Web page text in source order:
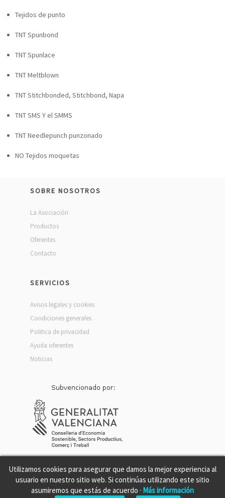
Tejidos de punto
TNT Spunbond
TNT Spunlace
TNT Meltblown
TNT Stitchbonded, Stitchbond, Napa
TNT SMS Y el SMMS
TNT Needlepunch punzonado
NO Tejidos moquetas
SOBRE NOSOTROS
La Asociación
Productos
Oferentes
Contacto
SERVICIOS
Avisos legales y cookies
Condiciones generales
Politica de privacidad
Ayuda oferentes
Noticias
Utilizamos cookies para asegurar que damos la mejor experiencia al
usuario en nuestro sitio web. Si continúas utilizando este sitio
asumiremos que estás de acuerdo · Más información